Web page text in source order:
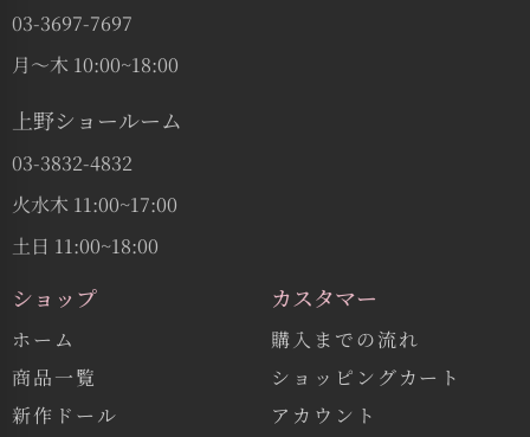
03-3697-7697
月〜木 10:00~18:00
上野ショールーム
03-3832-4832
火水木 11:00~17:00
土日 11:00~18:00
ショップ
ホーム
商品一覧
新作ドール
カスタマー
購入までの流れ
ショッピングカート
アカウント